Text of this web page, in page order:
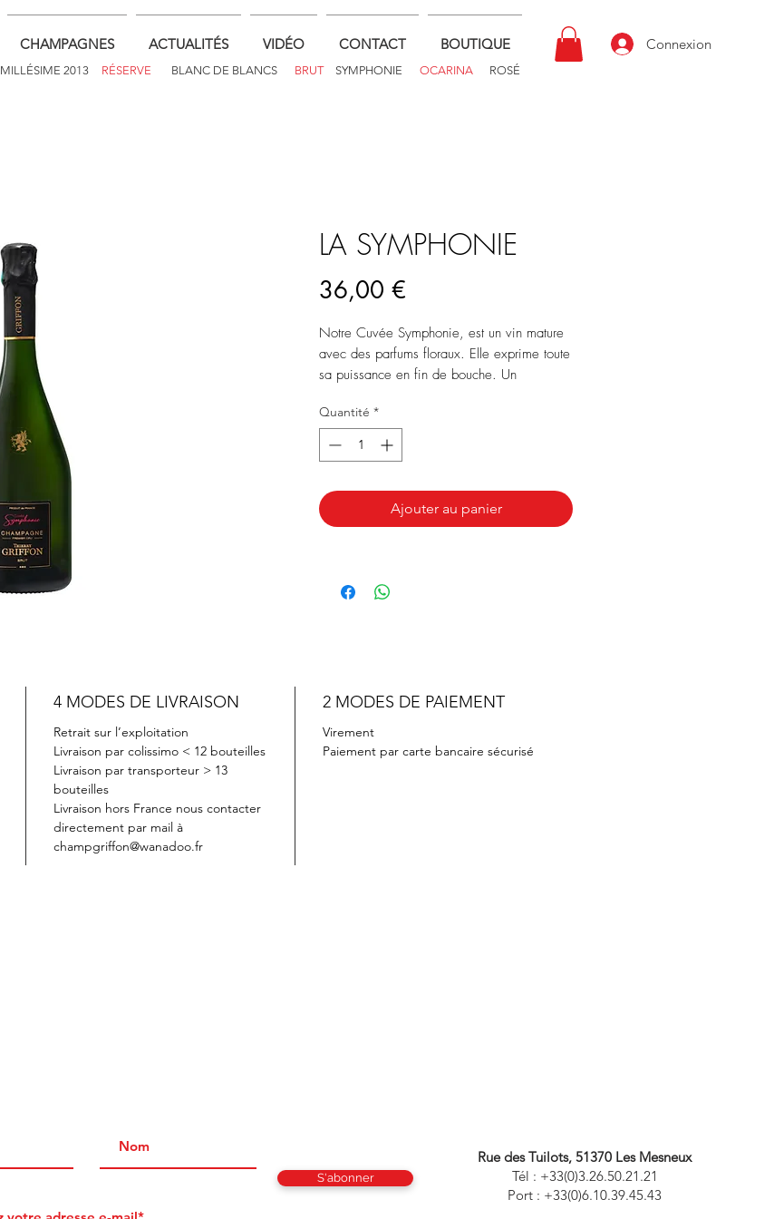
CHAMPAGNES ACTUALITÉS VIDÉO CONTACT BOUTIQUE
MILLÉSIME 2013 RÉSERVE BLANC DE BLANCS BRUT SYMPHONIE OCARINA ROSÉ
Connexion
LA SYMPHONIE
36,00 €
Notre Cuvée Symphonie, est un vin mature
avec des parfums floraux. Elle exprime toute
sa puissance en fin de bouche. Un
occasions.
Quantité *
Ajouter au panier
4 MODES DE LIVRAISON
Retrait sur l’exploitation
Livraison par colissimo < 12 bouteilles
Livraison par transporteur > 13
bouteilles
Livraison hors France nous contacter
directement par mail à
champgriffon@wanadoo.fr
2 MODES DE PAIEMENT
Virement
Paiement par carte bancaire sécurisé
S'abonner
Rue des Tuilots, 51370 Les Mesneux
Tél : +33(0)3.26.50.21.21
Port : +33(0)6.10.39.45.43